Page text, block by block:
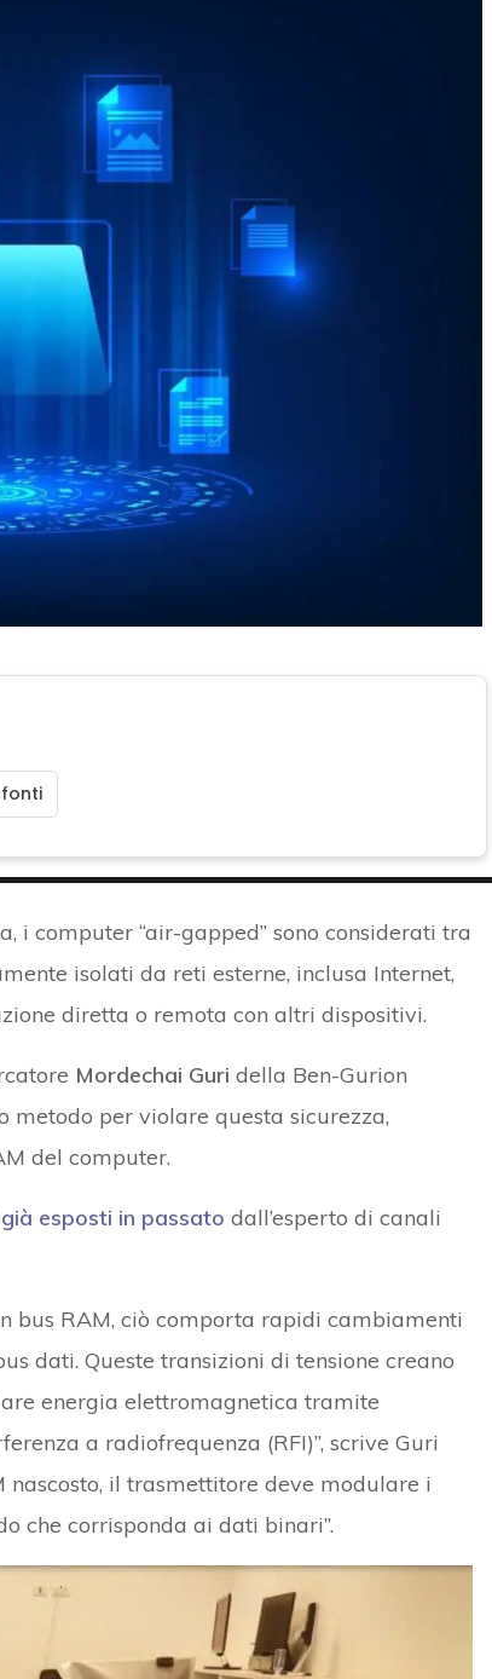
i computer “air-gapped” sono considerati tra
isolati da reti esterne, inclusa Internet,
diretta o remota con altri dispositivi.
Mordechai Guri della Ben-Gurion
metodo per violare questa sicurezza,
del computer.
esposti in passato dall’esperto di canali
bus RAM, ciò comporta rapidi cambiamenti
dati. Queste transizioni di tensione creano
energia elettromagnetica tramite
a radiofrequenza (RFI)”, scrive Guri
nascosto, il trasmettitore deve modulare i
che corrisponda ai dati binari”.
Malware: le ultime news in tempo reale e gli approfondimenti